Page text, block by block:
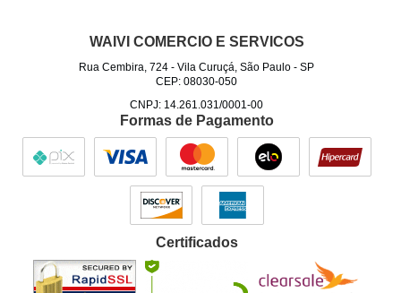
WAIVI COMERCIO E SERVICOS
Rua Cembira, 724 -Vila Curuçá, São Paulo -SP
CEP: 08030-050
CNPJ: 14.261.031/0001-00
Formas de Pagamento
Certificados